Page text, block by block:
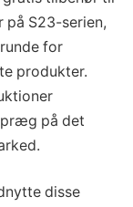
på S23-serien,
for
produkter.
på det
disse